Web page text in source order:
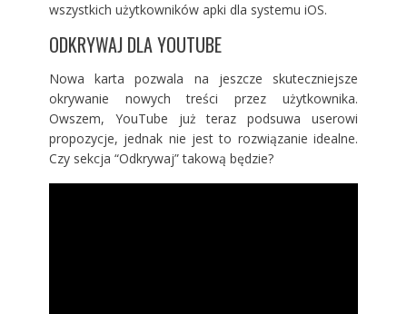
wszystkich użytkowników apki dla systemu iOS.
ODKRYWAJ DLA YOUTUBE
Nowa karta pozwala na jeszcze skuteczniejsze
okrywanie nowych treści przez użytkownika.
Owszem, YouTube już teraz podsuwa userowi
propozycje, jednak nie jest to rozwiązanie idealne.
Czy sekcja “Odkrywaj” takową będzie?